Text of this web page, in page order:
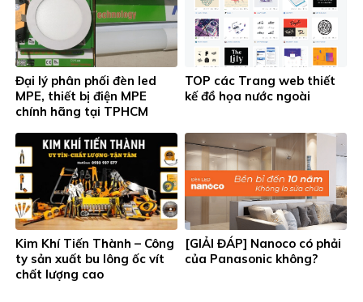
Đại lý phân phối đèn led
MPE, thiết bị điện MPE
chính hãng tại TPHCM
TOP các Trang web thiết
kế đồ họa nước ngoài
Kim Khí Tiến Thành – Công
ty sản xuất bu lông ốc vít
chất lượng cao
[GIẢI ĐÁP] Nanoco có phải
của Panasonic không?